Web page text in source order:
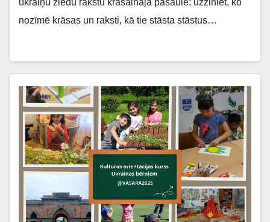
ukraiņu ziedu rakstu krāsainajā pasaulē: uzziniet, ko
nozīmē krāsas un raksti, kā tie stāsta stāstus…